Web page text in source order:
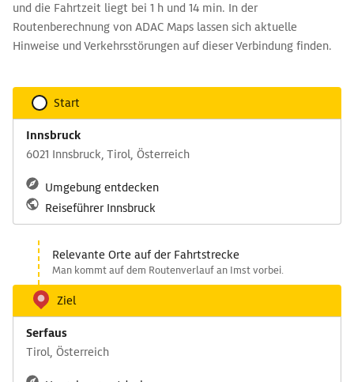
und die Fahrtzeit liegt bei 1 h und 14 min. In der
Routenberechnung von ADAC Maps lassen sich aktuelle
Hinweise und Verkehrsstörungen auf dieser Verbindung finden.
Start
Innsbruck
6021 Innsbruck, Tirol, Österreich
Umgebung entdecken
Reiseführer Innsbruck
Relevante Orte auf der Fahrtstrecke
Man kommt auf dem Routenverlauf an Imst vorbei.
Ziel
Serfaus
Tirol, Österreich